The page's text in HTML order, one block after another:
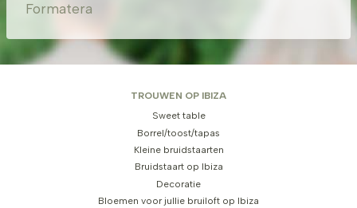
Formatera
TROUWEN OP IBIZA
Sweet table
Borrel/toost/tapas
Kleine bruidstaarten
Bruidstaart op Ibiza
Decoratie
Bloemen voor jullie bruiloft op Ibiza